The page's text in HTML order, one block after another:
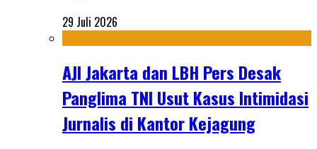
29 Juli 2026
AJI Jakarta dan LBH Pers Desak
Panglima TNI Usut Kasus Intimidasi
Jurnalis di Kantor Kejagung